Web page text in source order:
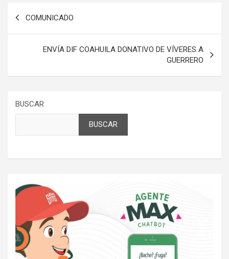
entradas
COMUNICADO
ENVÍA DIF COAHUILA DONATIVO DE VÍVERES A
GUERRERO
BUSCAR
BUSCAR